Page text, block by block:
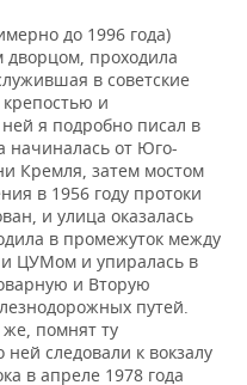
до 1996 года)
проходила
в советские
и
я подробно писал в
начиналась от Юго-
Кремля, затем мостом
в 1956 году протоки
и улица оказалась
в промежуток между
ЦУМом и упиралась в
и Вторую
путей.
помнят ту
следовали к вокзалу
в апреле 1978 года